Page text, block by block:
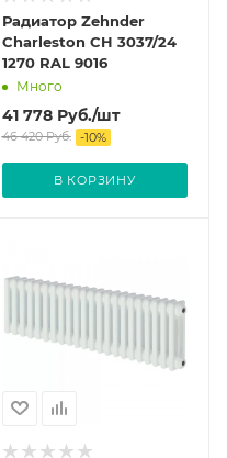
Радиатор Zehnder
Charleston CH 3037/24
1270 RAL 9016
Много
41 778Руб./шт
46 420Руб. -10%
В КОРЗИНУ